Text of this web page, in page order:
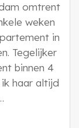
omtrent
weken
in
Tegelijker
binnen 4
haar altijd